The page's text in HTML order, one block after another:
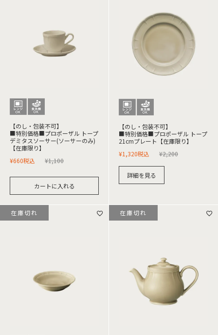
【のし・包装不可】
■特別価格■プロポーザル トープ
デミタスソーサー(ソーサーのみ)
【在庫限り】
¥1,100
¥660税込
カートに入れる
【のし・包装不可】
■特別価格■プロポーザル トープ
21cmプレート【在庫限り】
¥2,200
¥1,320税込
詳細を見る
在庫切れ 在庫切れ